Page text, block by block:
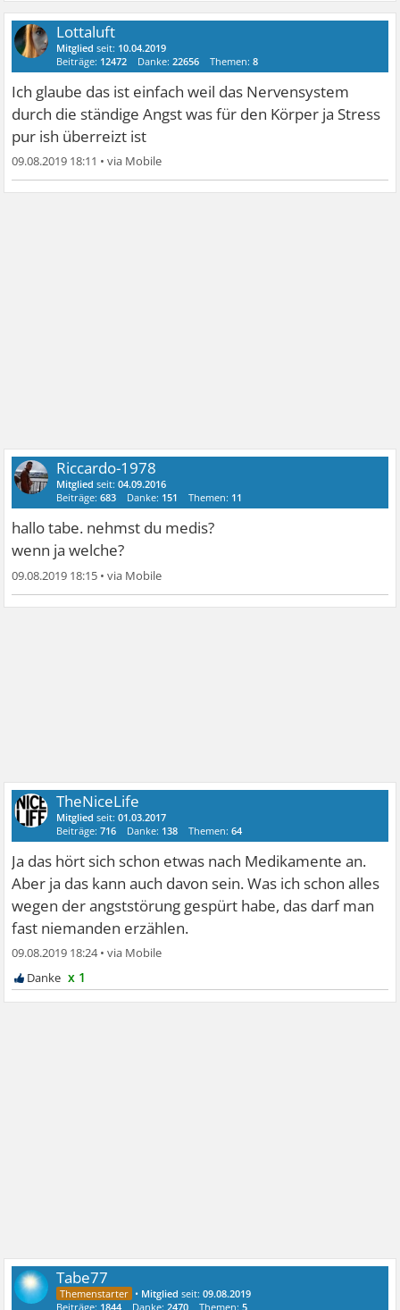
Lottaluft
Mitglied seit: 10.04.2019
Beiträge: 12472 Danke:22656 Themen:8
Ich glaube das ist einfach weil das Nervensystem
durch die ständige Angst was für den Körper ja Stress
pur ish überreizt ist
09.08.2019 18:11 •
Riccardo-1978
Mitglied seit:04.09.2016
Beiträge:683 Danke: 151 Themen: 11
hallo tabe. nehmst du medis?
wenn ja welche?
09.08.2019 18:15 •
TheNiceLife
Mitglied seit:01.03.2017
Beiträge:716 Danke: 138 Themen:64
Ja das hört sich schon etwas nach Medikamente an.
Aber ja das kann auch davon sein. Was ich schon alles
wegen der angststörung gespürt habe, das darf man
fast niemanden erzählen.
09.08.2019 18:24•
x 1
Tabe77
• Mitglied seit:09.08.2019
Beiträge: 1844 Danke:2470 Themen:5